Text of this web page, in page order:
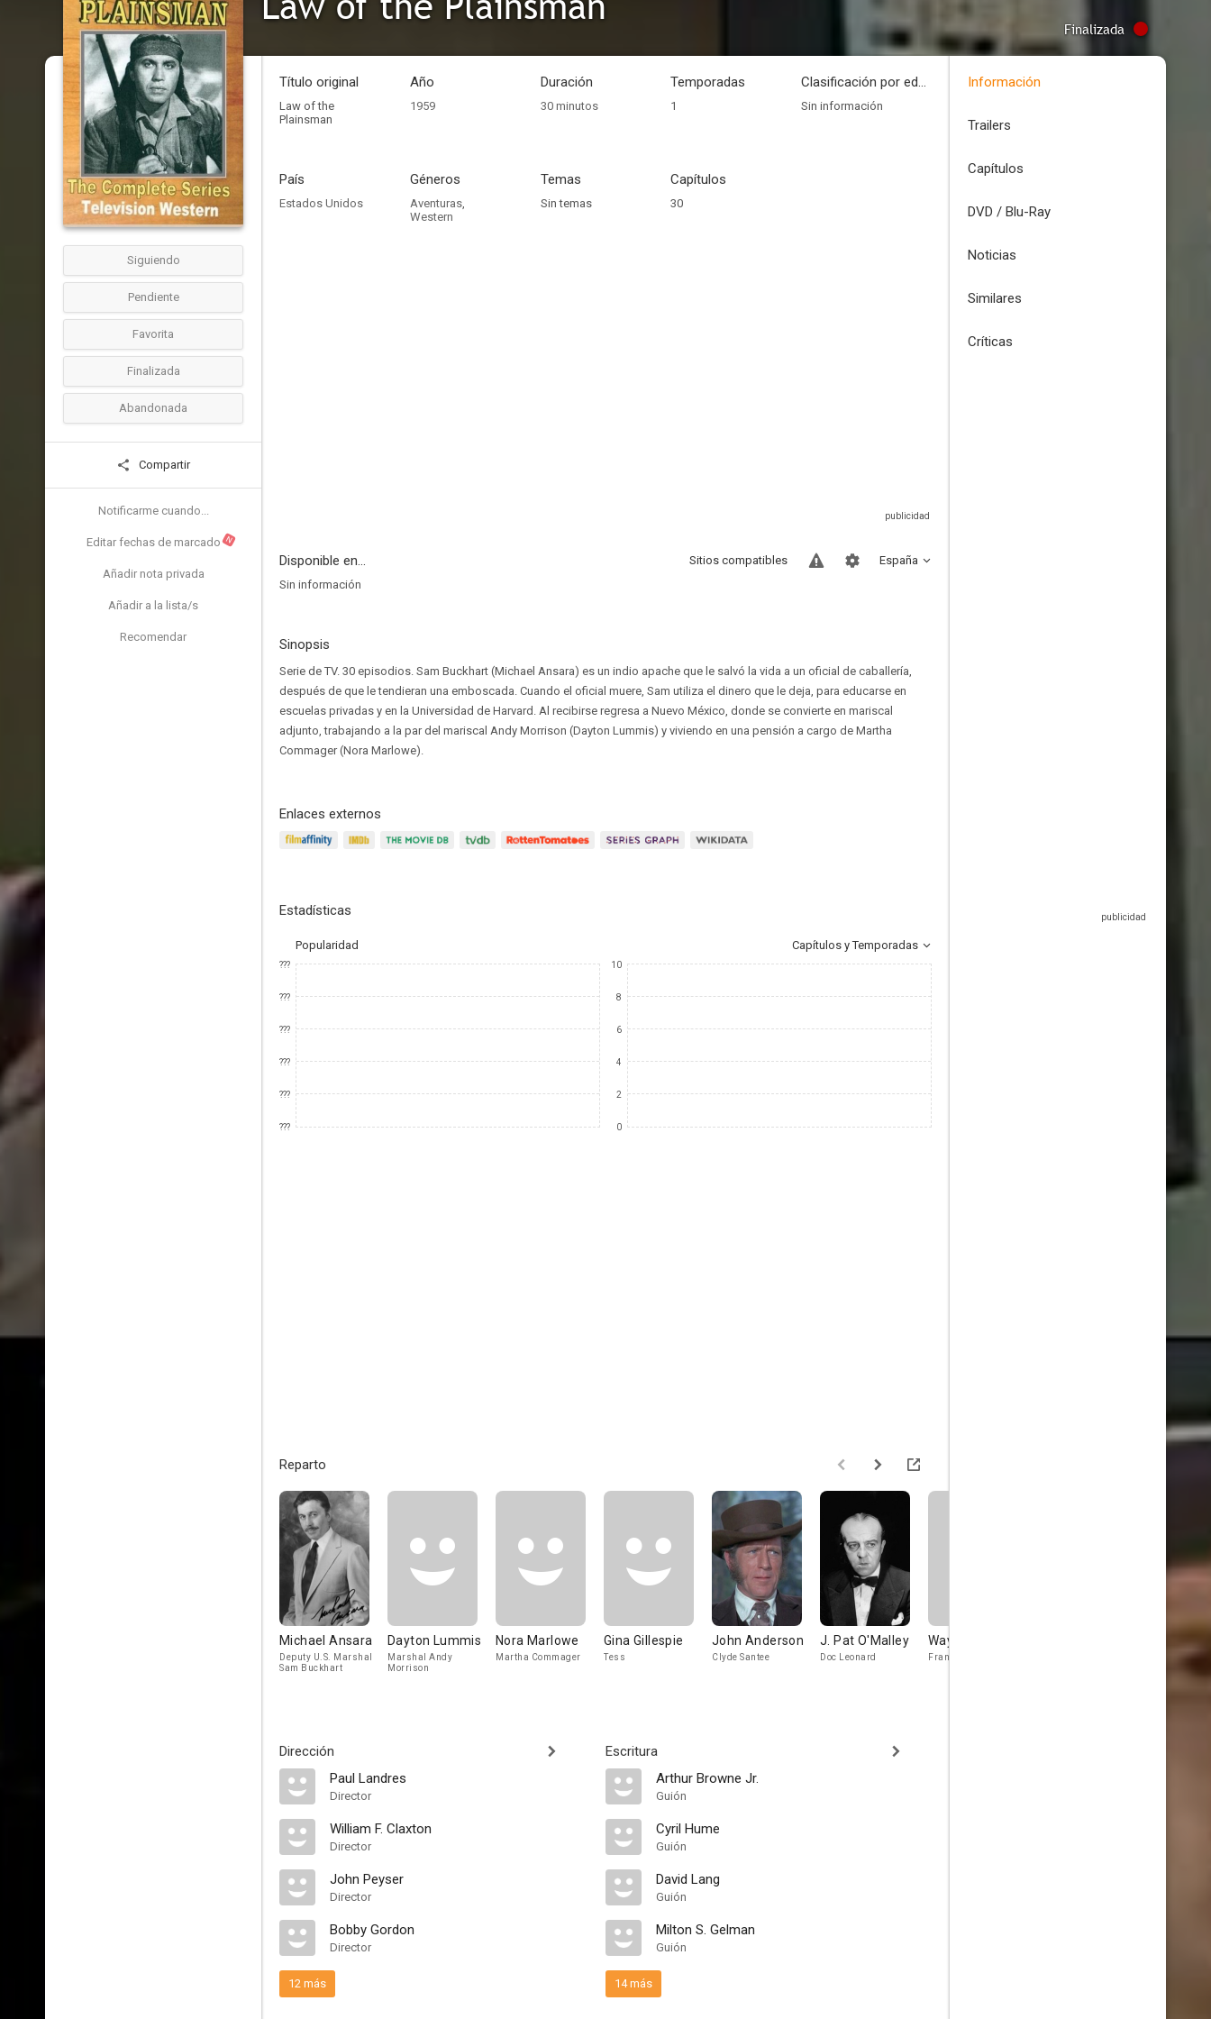
Finalizada
Siguiendo
Pendiente
Favorita
Finalizada
Abandonada
Compartir
Notificarme cuando...
Editar fechas de marcado N
Añadir nota privada
Añadir a la lista/s
Recomendar
Título original
Law of the
Plainsman
Año
1959
Duración
30 minutos
Temporadas
1
Clasificación por edades
Sin información
País
Estados Unidos
Géneros
Aventuras,
Western
Temas
Sin temas
Capítulos
30
Disponible en... España
Sitios compatibles
Sin información
Sinopsis
Serie de TV. 30 episodios. Sam Buckhart (Michael Ansara) es un indio apache que le salvó la vida a un oficial de caballería,
después de que le tendieran una emboscada. Cuando el oficial muere, Sam utiliza el dinero que le deja, para educarse en
escuelas privadas y en la Universidad de Harvard. Al recibirse regresa a Nuevo México, donde se convierte en mariscal
adjunto, trabajando a la par del mariscal Andy Morrison (Dayton Lummis) y viviendo en una pensión a cargo de Martha
Commager (Nora Marlowe).
Enlaces externos
Estadísticas
Popularidad Capítulos y Temporadas
???
???
???
???
???
???
10
8
6
4
2
0
Reparto
Michael Ansara
Deputy U.S. Marshal
Sam Buckhart
Dayton Lummis
Marshal Andy
Morrison
Nora Marlowe
Martha Commager
Gina Gillespie
Tess
John Anderson
Clyde Santee
J. Pat O'Malley
Doc Leonard
Wayne Rogers
Frank Anderson
Dirección
Paul Landres
Director
William F. Claxton
Director
John Peyser
Director
Bobby Gordon
Director
12 más
Escritura
Arthur Browne Jr.
Guión
Cyril Hume
Guión
David Lang
Guión
Milton S. Gelman
Guión
14 más
Información
Trailers
Capítulos
DVD / Blu-Ray
Noticias
Similares
Críticas